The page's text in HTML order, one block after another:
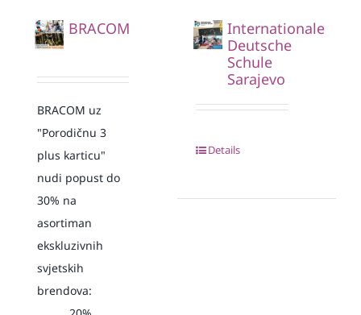
BRACOM
BRACOM uz
"Porodičnu 3
plus karticu"
nudi popust do
30% na
asortiman
ekskluzivnih
svjetskih
brendova:
Internationale
Deutsche
Schule
Sarajevo
Details